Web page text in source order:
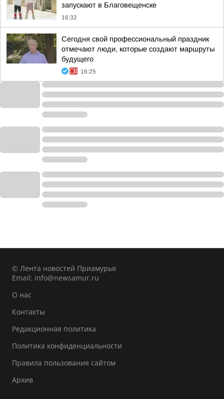
запускают в Благовещенске
16:32
Сегодня свой профессиональный праздник
отмечают люди, которые создают маршруты
будущего
16:25
© Лента новостей Приамурья
Email: info@newsamur.ru
О нас
Контакты
Редакционная политика
Политика конфиденциальности
Правила пользования сайтом
Архив